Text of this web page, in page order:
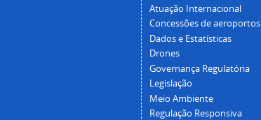
Atuação Internacional
Concessões de aeroportos
Dados e Estatísticas
Drones
Governança Regulatória
Legislação
Meio Ambiente
Regulação Responsiva